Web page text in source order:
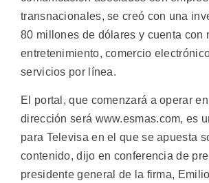
transnacionales, se creó con una
80 millones de dólares y cuenta con
entretenimiento, comercio
servicios por línea.
El portal, que comenzará a operar
dirección será www.esmas.com, es
para Televisa en el que se apuesta
contenido, dijo en conferencia de
presidente general de la firma,